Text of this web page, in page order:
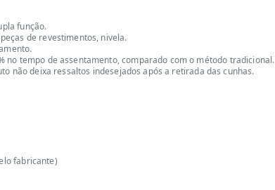
função.
de revestimentos, nivela.
no tempo de assentamento, comparado com o método tradicional.
não deixa ressaltos indesejados após a retirada das cunhas.
fabricante)